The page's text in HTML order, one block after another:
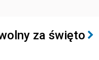
za święto